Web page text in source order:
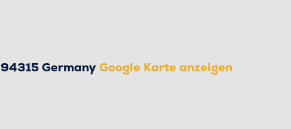
94315GermanyGoogle Karte anzeigen